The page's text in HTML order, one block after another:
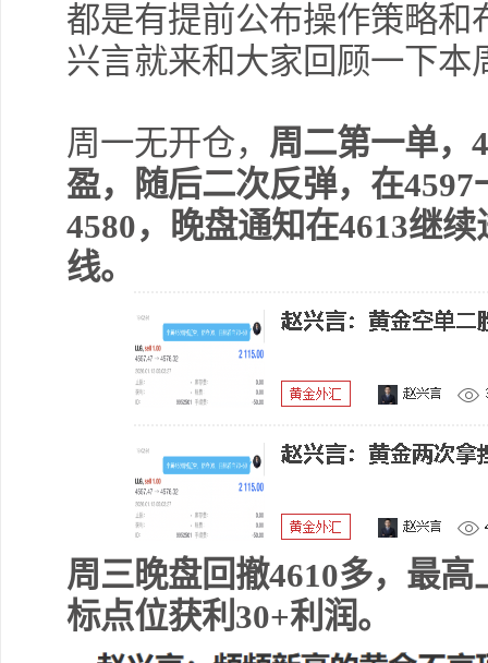
都是有提前公布操作策略
兴言就来和大家回顾一下本
周一无开仓， 周二第一单，
盈，随后二次反弹，在
4580，晚盘通知在4613继
线。
周三晚盘回撤4610多，最
标点位获利30+利润。